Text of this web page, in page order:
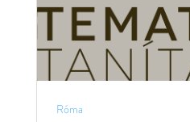
Róma